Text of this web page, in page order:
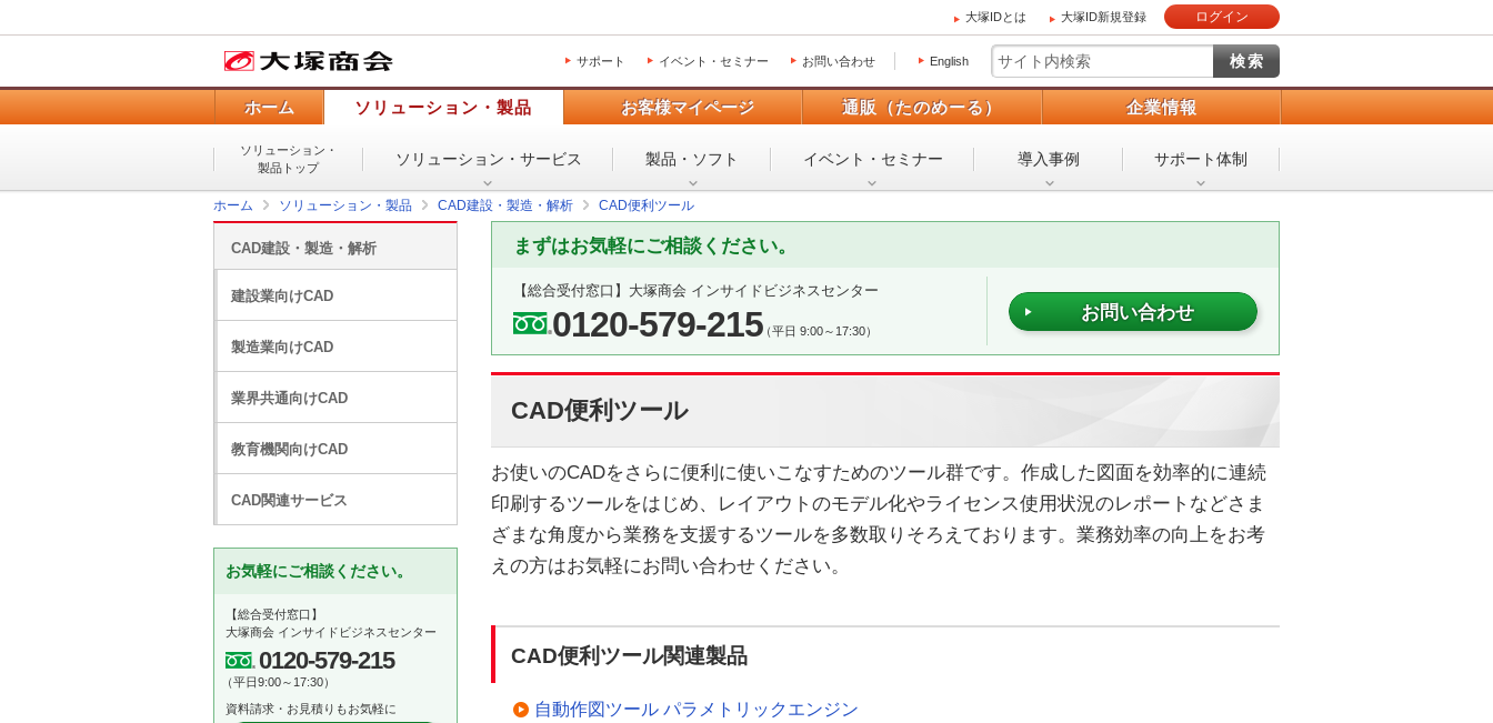
大塚IDとは 大塚ID新規登録 ログイン
サポート イベント・セミナー お問い合わせ English
ホーム ソリューション・製品 お客様マイページ 通販（たのめーる） 企業情報
ソリューション・
製品トップ
ソリューション・ サービス 製品・ソフト イベント・ セミナー 導入事例 サポート体制
ホーム ソリューション・製品 CAD建設・製造・解析 CAD便利ツール
まずはお気軽にご相談ください。
【総合受付窓口】 大塚商会 インサイドビジネスセンター
0120-579-215（平日 9:00～17:30）
お問い合わせ
CAD便利ツール
お使いのCADをさらに便利に使いこなすためのツール群です。作成した図面を効率的に連続
印刷するツールをはじめ、レイアウトのモデル化やライセンス使用状況のレポートなどさま
ざまな角度から業務を支援するツールを多数取りそろえております。業務効率の向上をお考
えの方はお気軽にお問い合わせください。
CAD便利ツール関連製品
自動作図ツール パラメトリックエンジン
CAD建設・製造・解析
建設業向けCAD
製造業向けCAD
業界共通向けCAD
教育機関向けCAD
CAD関連サービス
お気軽にご相談ください。
【総合受付窓口】
大塚商会 インサイドビジネスセンター
0120-579-215
（平日9:00～17:30）
資料請求・お見積りもお気軽に